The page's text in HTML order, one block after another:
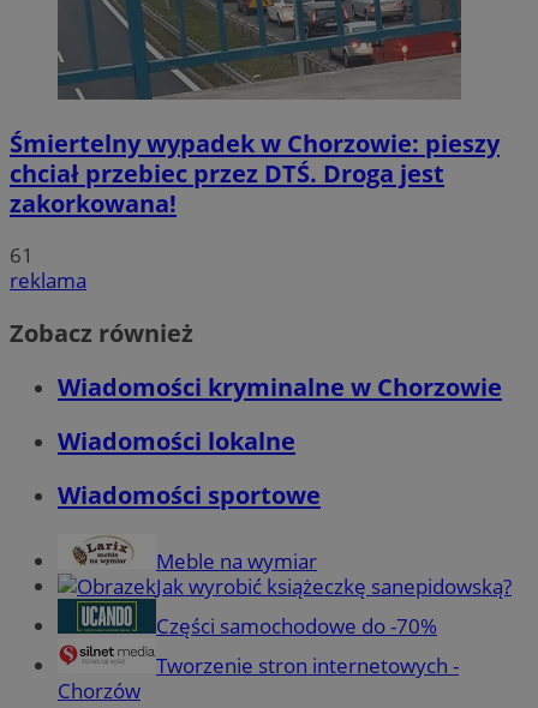
Śmiertelny wypadek w Chorzowie: pieszy
chciał przebiec przez DTŚ. Droga jest
zakorkowana!
61
reklama
Zobacz również
Wiadomości kryminalne w Chorzowie
Wiadomości lokalne
Wiadomości sportowe
Meble na wymiar
Jak wyrobić książeczkę sanepidowską?
Części samochodowe do -70%
Tworzenie stron internetowych -
Chorzów